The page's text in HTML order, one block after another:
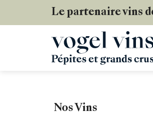
Le partenaire vins
Nos Vins